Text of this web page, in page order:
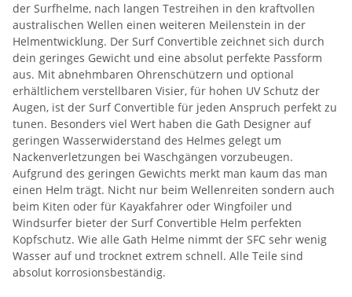
der Surfhelme, nach langen Testreihen in den kraftvollen
australischen Wellen einen weiteren Meilenstein in der
Helmentwicklung. Der Surf Convertible zeichnet sich durch
dein geringes Gewicht und eine absolut perfekte Passform
aus. Mit abnehmbaren Ohrenschützern und optional
erhältlichem verstellbaren Visier, für hohen UV Schutz der
Augen, ist der Surf Convertible für jeden Anspruch perfekt zu
tunen. Besonders viel Wert haben die Gath Designer auf
geringen Wasserwiderstand des Helmes gelegt um
Nackenverletzungen bei Waschgängen vorzubeugen.
Aufgrund des geringen Gewichts merkt man kaum das man
einen Helm trägt. Nicht nur beim Wellenreiten sondern auch
beim Kiten oder für Kayakfahrer oder Wingfoiler und
Windsurfer bieter der Surf Convertible Helm perfekten
Kopfschutz. Wie alle Gath Helme nimmt der SFC sehr wenig
Wasser auf und trocknet extrem schnell. Alle Teile sind
absolut korrosionsbeständig.